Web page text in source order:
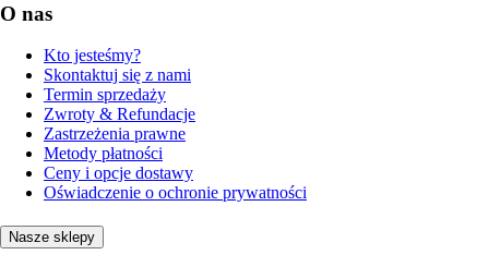
O nas
Kto jesteśmy?
Skontaktuj się z nami
Termin sprzedaży
Zwroty & Refundacje
Zastrzeżenia prawne
Metody płatności
Ceny i opcje dostawy
Oświadczenie o ochronie prywatności
Nasze sklepy